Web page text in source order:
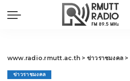
www.radio.rmutt.ac.th > ข่าวราชมงคล >
ข่าวราชมงคล